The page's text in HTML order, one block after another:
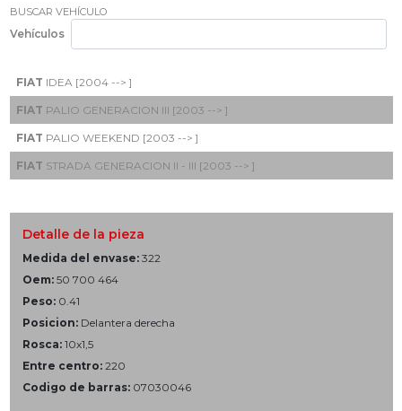
BUSCAR VEHÍCULO
Vehículos
FIAT IDEA [2004 --> ]
FIAT PALIO GENERACION III [2003 --> ]
FIAT PALIO WEEKEND [2003 --> ]
FIAT STRADA GENERACION II - III [2003 --> ]
Detalle de la pieza
Medida del envase: 322
Oem: 50 700 464
Peso: 0.41
Posicion: Delantera derecha
Rosca: 10x1,5
Entre centro: 220
Codigo de barras: 07030046